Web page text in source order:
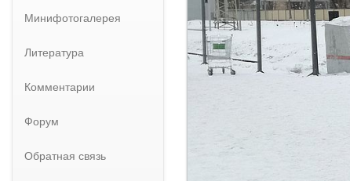
Минифотогалерея
Литература
Комментарии
Форум
Обратная связь